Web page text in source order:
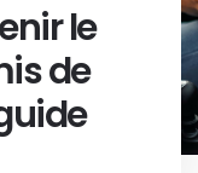
le
de